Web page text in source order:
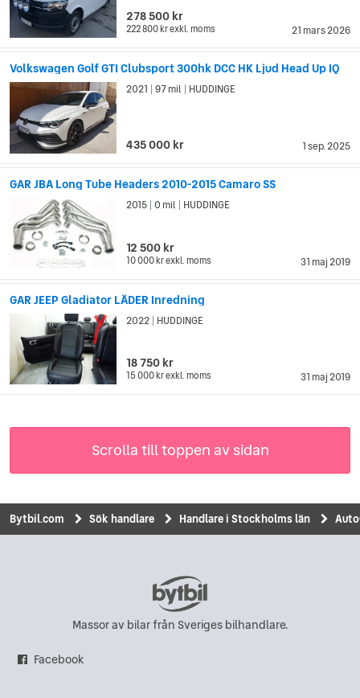
21 mars 2026
278 500 kr
222 800 krexkl. moms
Volkswagen Golf GTI Clubsport 300hk DCC HK Ljud Head Up IQ
1 sep. 2025
2021 97 mil HUDDINGE
435 000 kr
GAR JBA Long Tube Headers 2010-2015 Camaro SS
31 maj 2019
2015 0 mil HUDDINGE
12 500 kr
10 000 krexkl. moms
GAR JEEP Gladiator LÄDER Inredning
31 maj 2019
2022 HUDDINGE
18 750 kr
15 000 krexkl. moms
Scrolla till toppen av sidan
Bytbil.com Sök handlare Handlare i Stockholms län
Massor av bilar från Sveriges bilhandlare.
Facebook